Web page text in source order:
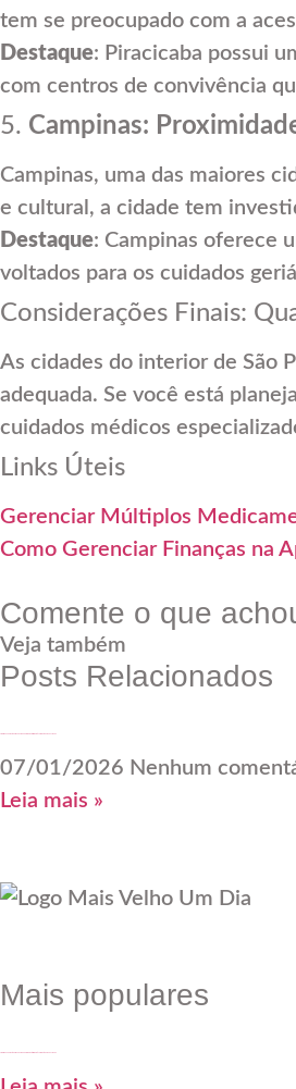
tem se preocupado com a
Destaque: Piracicaba possui
com centros de convivência
5. Campinas:
Campinas, uma das maiores
e cultural, a cidade tem
Destaque: Campinas oferece
voltados para os cuidados
Considerações Finais:
As cidades do interior de São
adequada. Se você está
cuidados médicos
Links Úteis
Gerenciar Múltiplos
Como Gerenciar Finanças na
Comente o que
Veja também
Posts Relacionados
07/01/2026 Nenhum
Leia mais »
Mais populares